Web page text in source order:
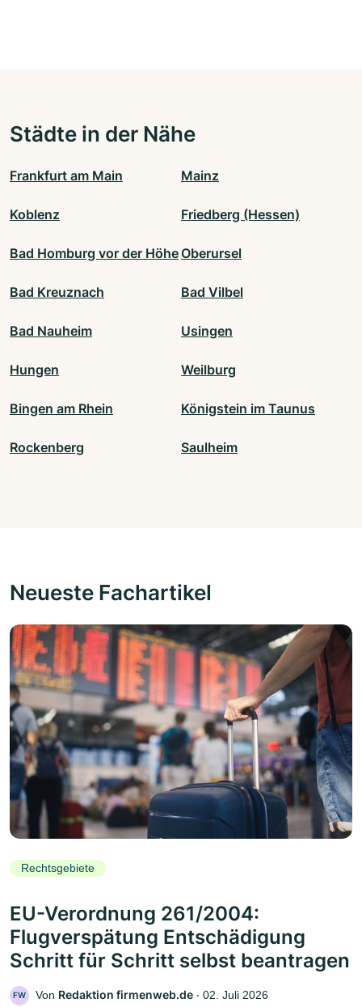
Städte in der Nähe
Frankfurt am Main Mainz
Koblenz Friedberg (Hessen)
Bad Homburg vor der HöheOberursel
Bad Kreuznach Bad Vilbel
Bad Nauheim Usingen
Hungen Weilburg
Bingen am Rhein Königstein im Taunus
Rockenberg Saulheim
Neueste Fachartikel
Rechtsgebiete
EU-Verordnung 261/2004:
Flugverspätung Entschädigung
Schritt für Schritt selbst beantragen
FW Von Redaktion firmenweb.de ‧ 02. Juli 2026